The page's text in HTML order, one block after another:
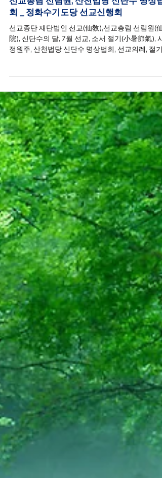
선교종단
2025년 7월 7일
회 _ 정화수기도당 선교신행회
선교종단 재단법인 선교(仙敎),선교총림 선림원(仙
院), 신단수의 달, 7월 선교, 소서 절기(小暑節氣), 시
정원주, ​산천법당 신단수 명상법회, 선교의례, 절기
천(節氣祭天) 봉행, 시정원주님의 신단수문화원 강
연.